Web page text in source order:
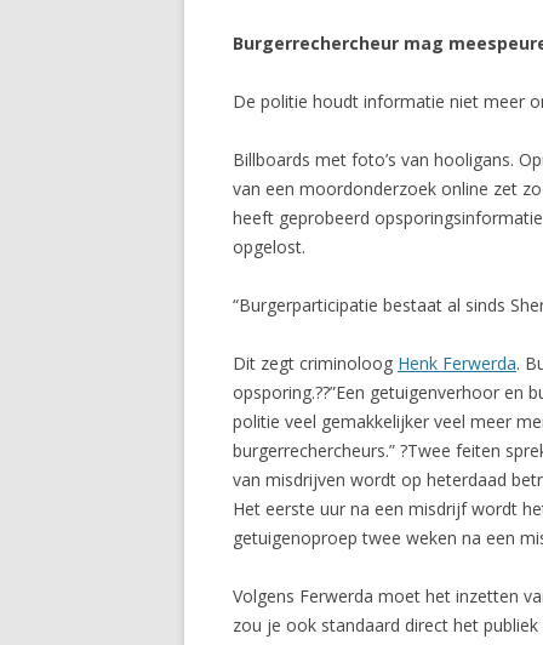
Burgerrechercheur mag
De politie houdt informatie niet meer
Billboards met foto’s van hooligans.
van een moordonderzoek online zet
heeft geprobeerd
opgelost.
“Burgerparticipatie bestaat al sinds
Dit zegt criminoloog Henk Ferwerda.
opsporing.??”Een getuigenverhoor en
politie veel gemakkelijker veel meer
burgerrechercheurs.” ?Twee feiten
van misdrijven wordt op heterdaad
Het eerste uur na een misdrijf wordt
getuigenoproep twee weken na een
Volgens Ferwerda moet het inzetten
zou je ook standaard direct het